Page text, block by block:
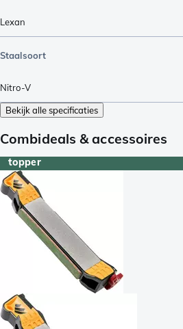
Lexan
Staalsoort
Nitro-V
Bekijk alle specificaties
Combideals & accessoires
topper